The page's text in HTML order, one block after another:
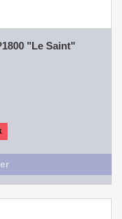
"Le Saint"